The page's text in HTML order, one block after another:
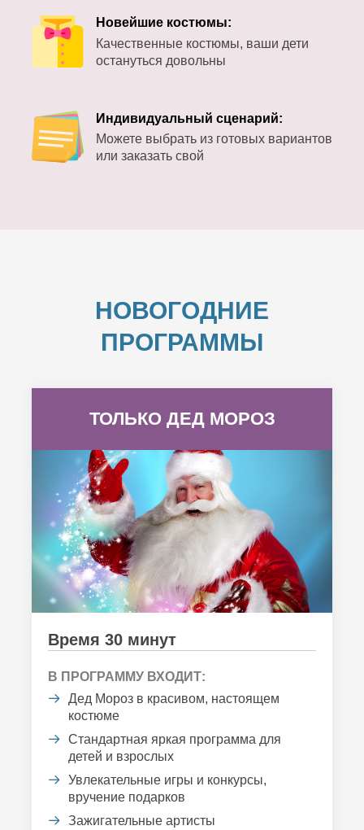
Новейшие костюмы:
Качественные костюмы, ваши дети
остануться довольны
Индивидуальный сценарий:
Можете выбрать из готовых вариантов
или заказать свой
НОВОГОДНИЕ
ПРОГРАММЫ
ТОЛЬКО ДЕД МОРОЗ
Время 30 минут
В ПРОГРАММУ ВХОДИТ:
Дед Мороз в красивом, настоящем
костюме
Стандартная яркая программа для
детей и взрослых
Увлекательные игры и конкурсы,
вручение подарков
Зажигательные артисты